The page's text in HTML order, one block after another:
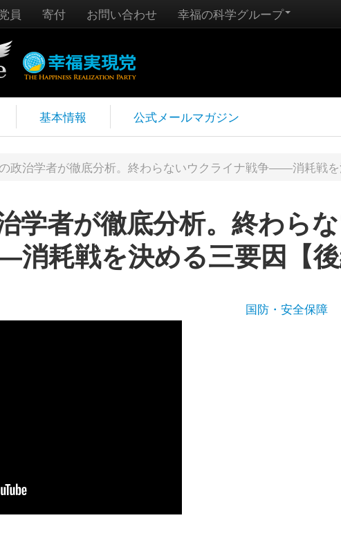
員 寄付 お問い合わせ 幸福の科学グループ
基本情報 公式メールマガジン
政治学者が徹底分析。終わらないウクライナ戦争――消耗戦を
学者が徹底分析。終わら
耗戦を決める三要因【後
国防・安全保障